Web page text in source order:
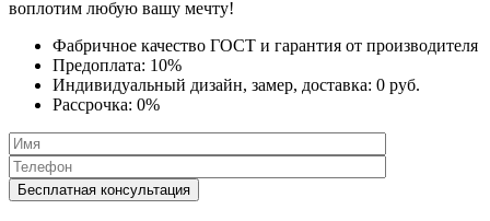
воплотим любую вашу мечту!
Фабричное качество ГОСТ и гарантия от производителя
Предоплата: 10%
Индивидуальный дизайн, замер, доставка: 0 руб.
Рассрочка: 0%